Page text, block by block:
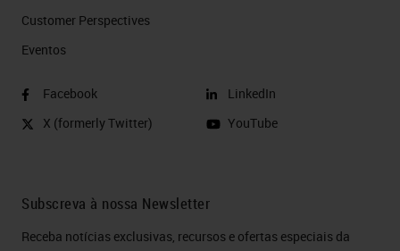
Customer Perspectives​
Eventos
Facebook
X (formerly Twitter)
LinkedIn
YouTube
Subscreva à nossa Newsletter
Receba notícias exclusivas, recursos e ofertas especiais da